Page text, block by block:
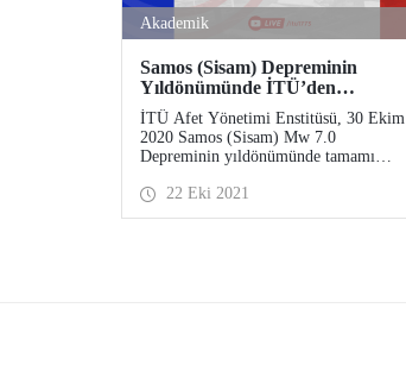
Akademik
Samos (Sisam) Depreminin
Yıldönümünde İTÜ’den
Uluslararası Sempozyum
İTÜ Afet Yönetimi Enstitüsü, 30 Ekim
2020 Samos (Sisam) Mw 7.0
Depreminin yıldönümünde tamamı
uluslararası çevrimiçi bir sempozyum
düzenleyecek.
22 Eki 2021